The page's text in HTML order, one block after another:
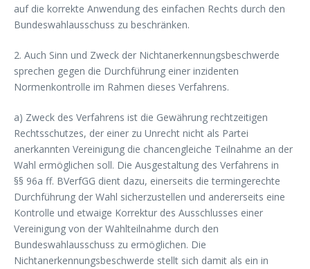
auf die korrekte Anwendung des einfachen Rechts durch den
Bundeswahlausschuss zu beschränken.
2. Auch Sinn und Zweck der Nichtanerkennungsbeschwerde
sprechen gegen die Durchführung einer inzidenten
Normenkontrolle im Rahmen dieses Verfahrens.
a) Zweck des Verfahrens ist die Gewährung rechtzeitigen
Rechtsschutzes, der einer zu Unrecht nicht als Partei
anerkannten Vereinigung die chancengleiche Teilnahme an der
Wahl ermöglichen soll. Die Ausgestaltung des Verfahrens in
§§ 96a ff. BVerfGG dient dazu, einerseits die termingerechte
Durchführung der Wahl sicherzustellen und andererseits eine
Kontrolle und etwaige Korrektur des Ausschlusses einer
Vereinigung von der Wahlteilnahme durch den
Bundeswahlausschuss zu ermöglichen. Die
Nichtanerkennungsbeschwerde stellt sich damit als ein in